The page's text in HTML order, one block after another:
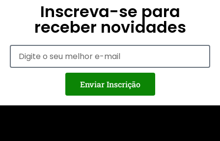
Inscreva-se para
receber novidades
Enviar Inscrição